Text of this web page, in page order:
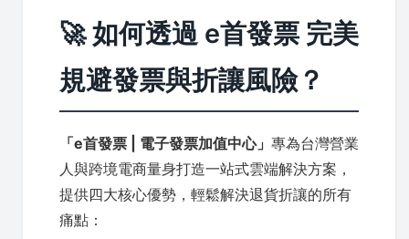
🚀 如何透過 e首發票 完美
規避發票與折讓風險？
「e首發票 | 電子發票加值中心」 專為台灣營業
人與跨境電商量身打造一站式雲端解決方案，
提供四大核心優勢，輕鬆解決退貨折讓的所有
痛點：